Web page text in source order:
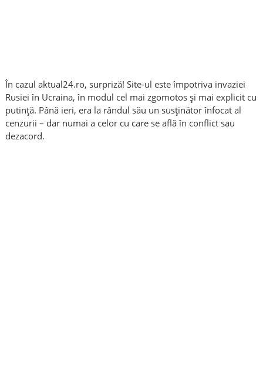
În cazul aktual24.ro, surpriză! Site-ul este împotriva invaziei
Rusiei în Ucraina, în modul cel mai zgomotos și mai explicit cu
putință. Până ieri, era la rândul său un susținător înfocat al
cenzurii – dar numai a celor cu care se află în conflict sau
dezacord.